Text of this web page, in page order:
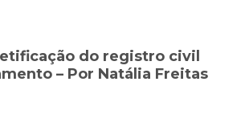
do registro civil
– Por Natália Freitas